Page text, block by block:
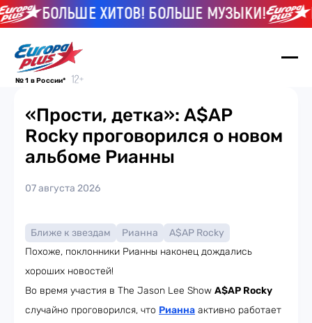
БОЛЬШЕ ХИТОВ! БОЛЬШЕ МУЗЫКИ!
№ 1 в России*
«Прости, детка»: A$AP
Rocky проговорился о новом
альбоме Рианны
07 августа 2026
Ближе к звездам Рианна
A$AP Rocky
Похоже, поклонники Рианны наконец дождались
хороших новостей!
Во время участия в The Jason Lee Show A$AP Rocky
случайно проговорился, что Рианна активно работает